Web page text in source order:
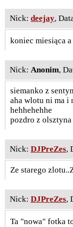
Nick: deejay,
koniec miesiąca a
Nick: Anonim,
siemanko z
aha wlotu ni ma i
hehhehehhe
pozdro z olsztyna
Nick: DJPreZes,
Ze starego
Nick: DJPreZes,
Ta "nowa" fotka